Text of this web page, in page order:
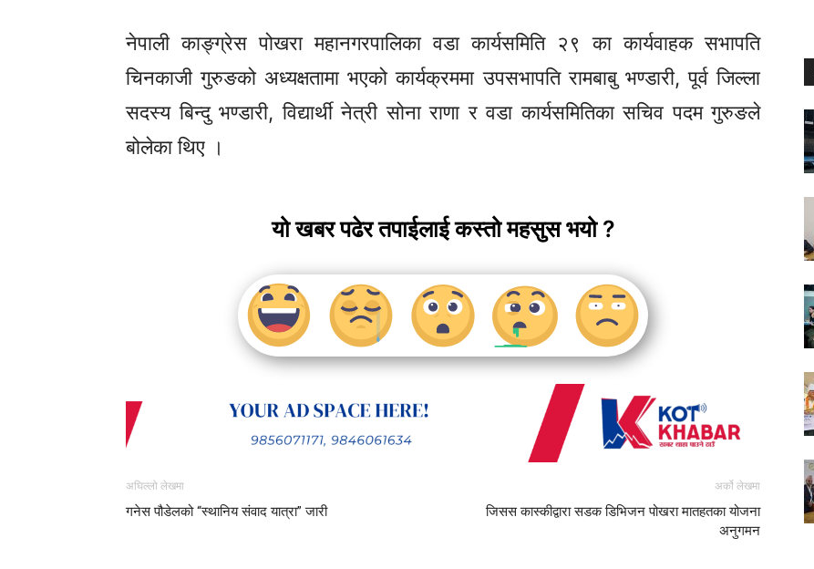
नेपालीकाङ्ग्रेस पोखरा महानगरपालिका वडा कार्यसमिति २९ का कार्यवाहक सभापति
चिनकाजी गुरुङको अध्यक्षतामा भएको कार्यक्रममा उपसभापति रामबाबु भण्डारी, पूर्व जिल्ला
सदस्य बिन्दु भण्डारी, विद्यार्थी नेत्री सोना राणा र वडा कार्यसमितिका सचिव पदम गुरुङले
बोलेका थिए ।
यो खबर पढेर तपाईलाई कस्तो महसुस भयो ?
अघिल्लो लेखमा
गनेस पौडेलको “स्थानिय संवाद यात्रा” जारी
अर्को लेखमा
जिसस कास्कीद्वारा सडक डिभिजन पोखरा मातहतका योजना
अनुगमन